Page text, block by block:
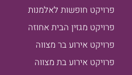
פרויקט חופשות לאלמנות
פרויקט מגזין הבית אחוזה
פרויקט אירוע בר מצווה
פרויקט אירוע בת מצווה